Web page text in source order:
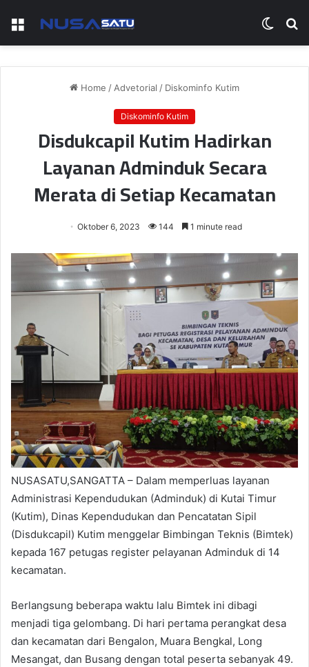
Menu
Switch
skin
Home /Advetorial / Diskominfo Kutim
Diskominfo Kutim
Disdukcapil Kutim Hadirkan
Layanan Adminduk Secara
Merata di Setiap Kecamatan
Oktober 6, 2023 144 1 minute read
NUSASATU,SANGATTA – Dalam memperluas layanan
Administrasi Kependudukan (Adminduk) di Kutai Timur
(Kutim), Dinas Kependudukan dan Pencatatan Sipil
(Disdukcapil) Kutim menggelar Bimbingan Teknis (Bimtek)
kepada 167 petugas register pelayanan Adminduk di 14
kecamatan.
Berlangsung beberapa waktu lalu Bimtek ini dibagi
menjadi tiga gelombang. Di hari pertama perangkat desa
dan kecamatan dari Bengalon, Muara Bengkal, Long
Mesangat, dan Busang dengan total peserta sebanyak 49.